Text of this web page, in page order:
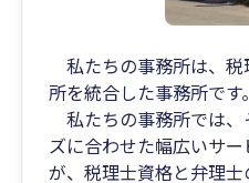
私たちの事務所は、
所を統合した事務所です。
私たちの事務所では、
ズに合わせた幅広いサ
が、税理士資格と弁理